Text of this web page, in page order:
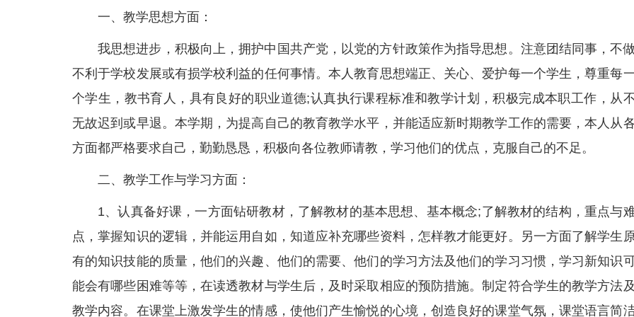
一、教学思想方面：
我思想进步，积极向上，拥护中国共产党，以党的方针政策作为指导思想。注意团结同事，不做
不利于学校发展或有损学校利益的任何事情。本人教育思想端正、关心、爱护每一个学生，尊重每
个学生，教书育人，具有良好的职业道德;认真执行课程标准和教学计划，积极完成本职工作，从
无故迟到或早退。本学期，为提高自己的教育教学水平，并能适应新时期教学工作的需要，本人从
方面都严格要求自己，勤勤恳恳，积极向各位教师请教，学习他们的优点，克服自己的不足。
二、教学工作与学习方面：
1、认真备好课，一方面钻研教材，了解教材的基本思想、基本概念;了解教材的结构，重点与
点，掌握知识的逻辑，并能运用自如，知道应补充哪些资料，怎样教才能更好。另一方面了解学生
有的知识技能的质量，他们的兴趣、他们的需要、他们的学习方法及他们的学习习惯，学习新知识
能会有哪些困难等等，在读透教材与学生后，及时采取相应的预防措施。制定符合学生的教学方法及
教学内容。在课堂上激发学生的情感，使他们产生愉悦的心境，创造良好的课堂气氛，课堂语言简